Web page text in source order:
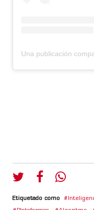
Etiquetado como